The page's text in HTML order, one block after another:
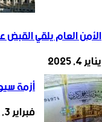
الأمن العام يلقي
يناير 4, 2025
أزمة
فبراير 3, 2025